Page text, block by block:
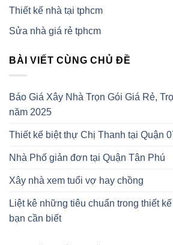
Thiết kế nhà tại tphcm
Sửa nhà giá rẻ tphcm
BÀI VIẾT CÙNG CHỦ ĐỀ
Báo Giá Xây Nhà Trọn Gói Giá Rẻ,
năm 2025
Thiết kế biệt thự Chị Thanh tại Quận
Nhà Phố giản đơn tại Quận Tân Phú
Xây nhà xem tuổi vợ hay chồng
Liệt kê những tiêu chuẩn trong thiết
bạn cần biết